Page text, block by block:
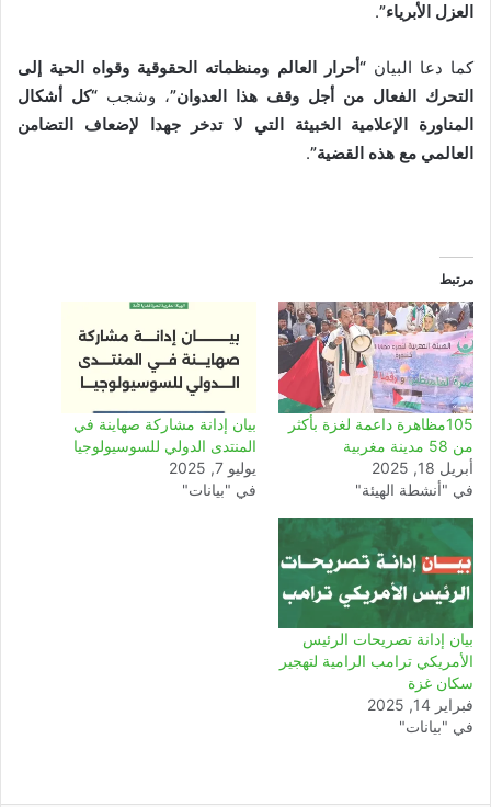
العزل الأبرياء”.
كما دعا البيان“أحرار العالم ومنظماته الحقوقية وقواه الحية إلى
التحرك الفعال من أجل وقف هذا العدوان”، وشجب “كل أشكال
المناورة الإعلامية الخبيثة التي لا تدخر جهدا لإضعاف التضامن
العالمي مع هذه القضية”.
مرتبط
105مظاهرة داعمة لغزة بأكثر
من 58 مدينة مغربية
أبريل 18, 2025
في "أنشطة الهيئة"
بيان إدانة مشاركة صهاينة في
المنتدى الدولي للسوسيولوجيا
يوليو 7, 2025
في "بيانات"
بيان إدانة تصريحات الرئيس
الأمريكي ترامب الرامية لتهجير
سكان غزة
فبراير 14, 2025
في "بيانات"